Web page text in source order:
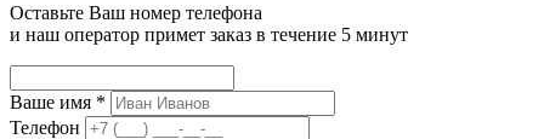
Оставьте Ваш номер телефона
и наш оператор примет заказ в течение 5 минут
Ваше имя *
Телефон